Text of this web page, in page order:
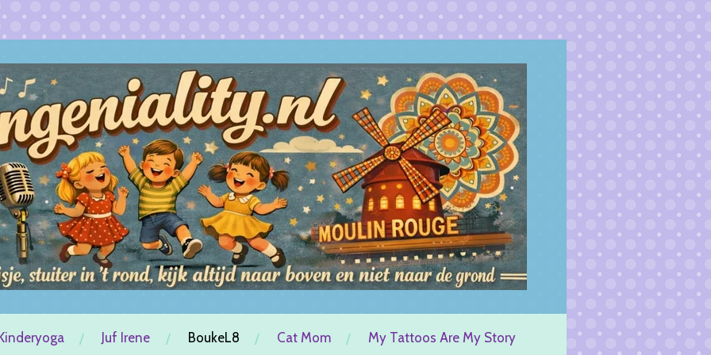
Juf Irene BoukeL8 Cat Mom
My Tattoos Are My Story